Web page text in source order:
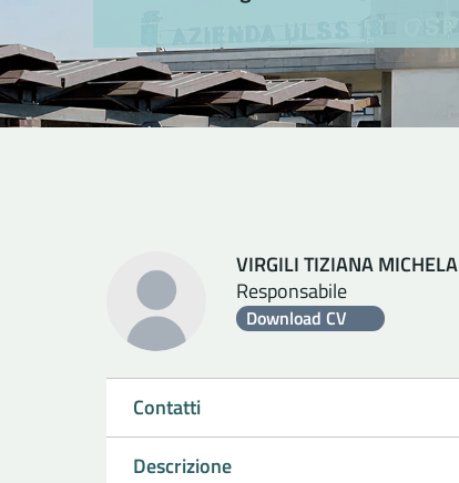
VIRGILI TIZIANA MICHELA
Responsabile
Download CV
Contatti
Descrizione